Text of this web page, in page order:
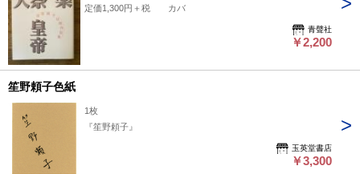
定価1,300円＋税 カバ
青聲社
￥2,200
笙野頼子色紙
1枚
『笙野頼子』
玉英堂書店
￥3,300